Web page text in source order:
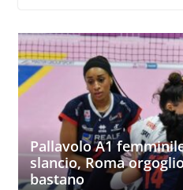
Pallavolo A1
slancio, Roma
bastano